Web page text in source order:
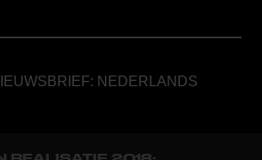
NEDERLANDS